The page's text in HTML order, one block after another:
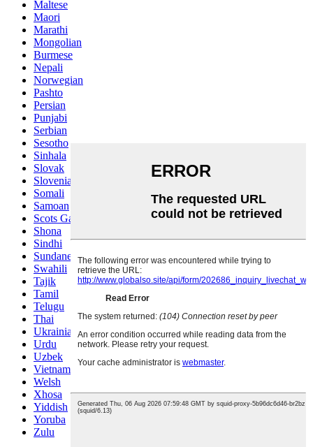
Maltese
Maori
Marathi
Mongolian
Burmese
Nepali
Norwegian
Pashto
Persian
Punjabi
Serbian
Sesotho
Sinhala
Slovak
Slovenian
Somali
Samoan
Scots Gaelic
Shona
Sindhi
Sundanese
Swahili
Tajik
Tamil
Telugu
Thai
Ukrainian
Urdu
Uzbek
Vietnamese
Welsh
Xhosa
Yiddish
Yoruba
Zulu